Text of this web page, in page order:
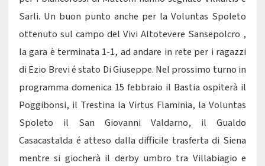
Sarli. Un buon punto anche per la Voluntas Spoleto
ottenuto sul campo del Vivi Altotevere Sansepolcro ,
la gara è terminata 1-1, ad andare in rete per i ragazzi
di Ezio Brevi é stato Di Giuseppe. Nel prossimo turno in
programma domenica 15 febbraio il Bastia ospiterà il
Poggibonsi, il Trestina la Virtus Flaminia, la Voluntas
Spoleto il San Giovanni Valdarno, il Gualdo
Casacastalda é atteso dalla difficile trasferta di Siena
mentre si giocherà il derby umbro tra Villabiagio e